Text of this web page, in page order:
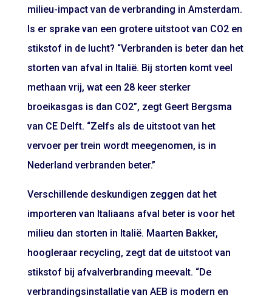
milieu-impact van de verbranding in Amsterdam.
Is er sprake van een grotere uitstoot van CO2 en
stikstof in de lucht? “Verbranden is beter dan het
storten van afval in Italië. Bij storten komt veel
methaan vrij, wat een 28 keer sterker
broeikasgas is dan CO2”, zegt Geert Bergsma
van CE Delft. “Zelfs als de uitstoot van het
vervoer per trein wordt meegenomen, is in
Nederland verbranden beter.”
Verschillende deskundigen zeggen dat het
importeren van Italiaans afval beter is voor het
milieu dan storten in Italië. Maarten Bakker,
hoogleraar recycling, zegt dat de uitstoot van
stikstof bij afvalverbranding meevalt. “De
verbrandingsinstallatie van AEB is modern en